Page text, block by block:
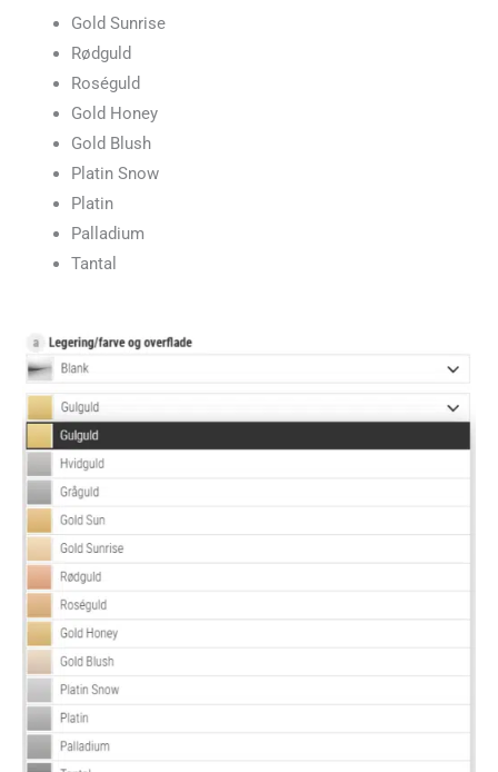
Gold Sunrise
Rødguld
Roséguld
Gold Honey
Gold Blush
Platin Snow
Platin
Palladium
Tantal